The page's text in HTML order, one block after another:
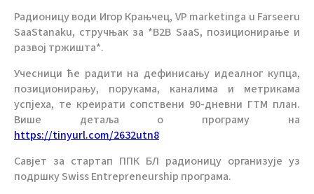
Радионицу води Игор Крањчец, VP marketinga u Farseeru
SaaStanaku, стручњак за *B2B SaaS, позиционирање и
развој тржишта*.
Учесници ће радити на дефинисању идеалног купца,
позиционирању, порукама, каналима и метрикама
успјеха, те креирати сопствени 90-дневни ГТМ план.
Више детаља о програму на
https://tinyurl.com/2632utn8
Савјет за стартап ППК БЛ радионицу организује уз
подршку Swiss Entrepreneurship програма.